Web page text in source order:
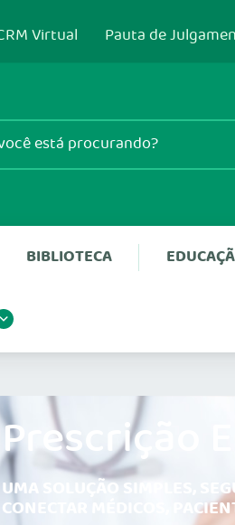
Virtual Pauta de
BIBLIOTECA
Prescrição
UMA SOLUÇÃO SIMPLES,
CONECTAR MÉDICOS,